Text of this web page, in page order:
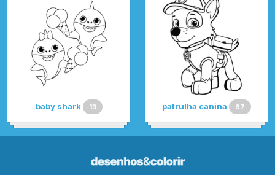
baby shark 13 patrulha canina 67